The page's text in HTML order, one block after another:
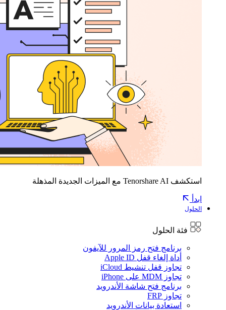
استكشف Tenorshare AI مع الميزات الجديدة المذهلة
ابدأ
الحلول
فئة الحلول
برنامج فتح رمز المرور للآيفون
أداة إلغاء قفل Apple ID
تجاوز قفل تنشيط iCloud
تجاوز MDM على iPhone
برنامج فتح شاشة الأندرويد
تجاوز FRP
استعادة بيانات الأندرويد